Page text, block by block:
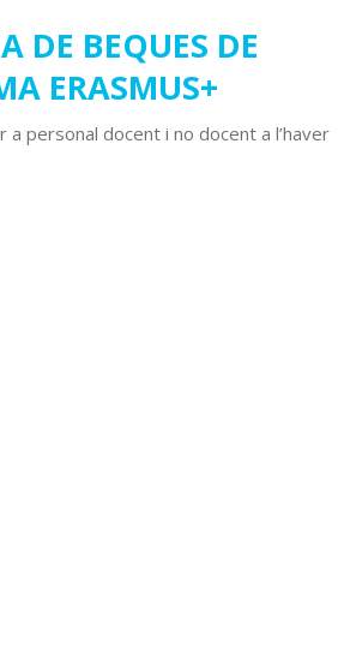
DE BEQUES DE
ERASMUS+
personal docent i no docent a l’haver